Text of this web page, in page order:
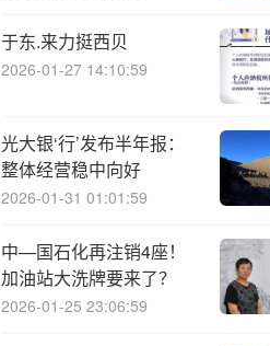
于东.来力挺西贝
2026-01-27 14:10:59
光大银‘行’发布半年报：
整体经营稳中向好
2026-01-31 01:01:59
中—国石化再注销4座！
加油站大洗牌要来了？
2026-01-25 23:06:59